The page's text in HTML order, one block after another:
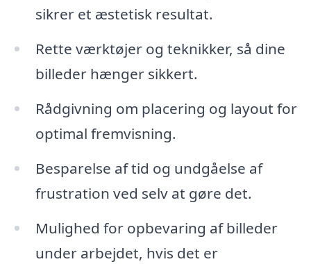
sikrer et æstetisk resultat.
Rette værktøjer og teknikker, så dine
billeder hænger sikkert.
Rådgivning om placering og layout for
optimal fremvisning.
Besparelse af tid og undgåelse af
frustration ved selv at gøre det.
Mulighed for opbevaring af billeder
under arbejdet, hvis det er